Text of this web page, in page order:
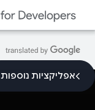
אפליקציות נוספות